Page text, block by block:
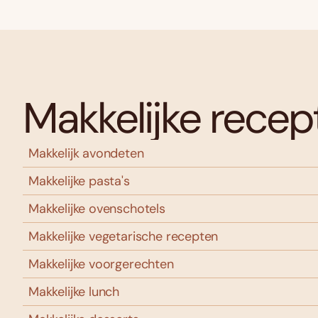
Makkelijke
Makkelijk avondeten
Makkelijke pasta's
Makkelijke ovenschotels
Makkelijke vegetarische recepten
Makkelijke voorgerechten
Makkelijke lunch